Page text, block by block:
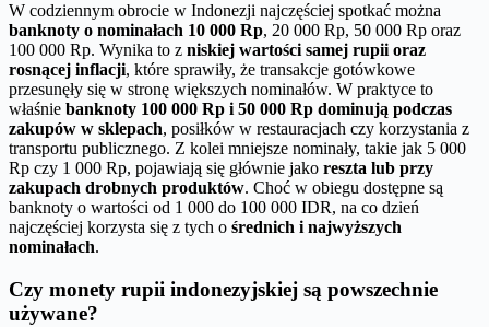
W codziennym obrocie w Indonezji najczęściej spotkać można
banknoty o nominałach 10 000 Rp, 20 000 Rp, 50 000 Rp oraz
100 000 Rp. Wynika to z niskiej wartości samej rupii oraz
rosnącej inflacji, które sprawiły, że transakcje gotówkowe
przesunęły się w stronę większych nominałów. W praktyce to
właśnie banknoty 100 000 Rp i 50 000 Rp dominują podczas
zakupów w sklepach, posiłków w restauracjach czy korzystania z
transportu publicznego. Z kolei mniejsze nominały, takie jak 5 000
Rp czy 1 000 Rp, pojawiają się głównie jako reszta lub przy
zakupach drobnych produktów. Choć w obiegu dostępne są
banknoty o wartości od 1 000 do 100 000 IDR, na co dzień
najczęściej korzysta się z tych o średnich i najwyższych
nominałach.
Czy monety rupii indonezyjskiej są powszechnie
używane?